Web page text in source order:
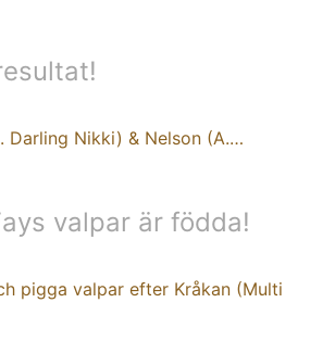
Darling Nikki) & Nelson (A.…
valpar är födda!
pigga valpar efter Kråkan (Multi